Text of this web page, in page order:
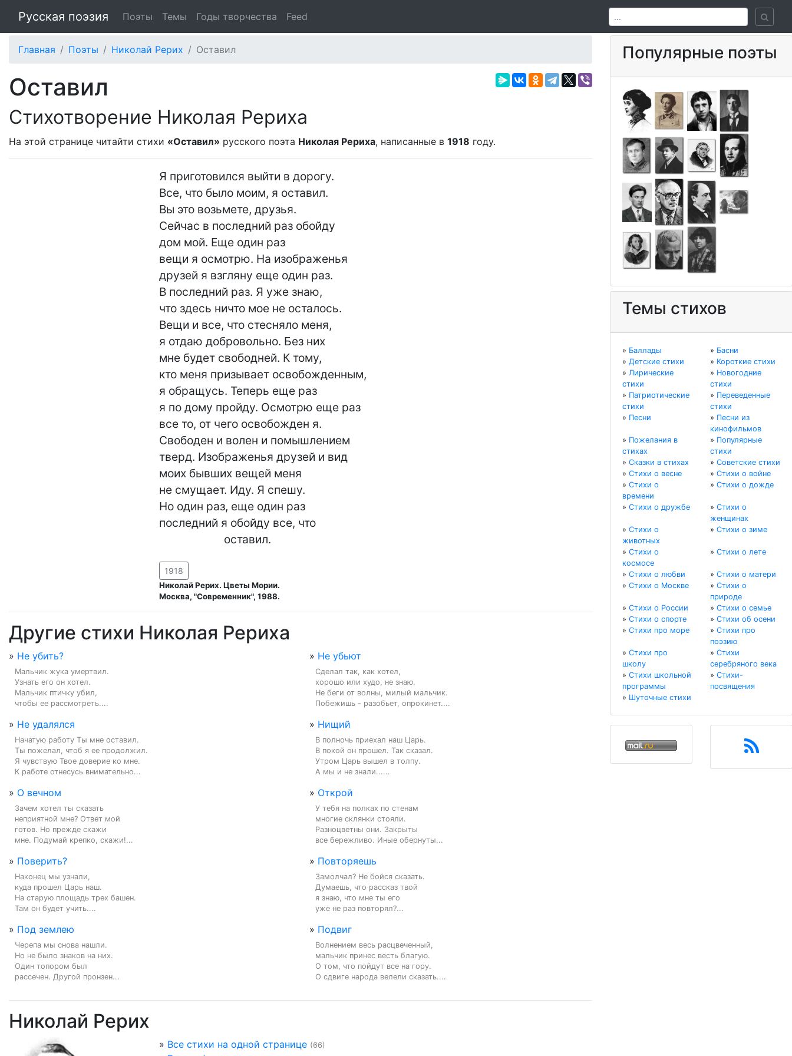
Русская поэзия Поэты Темы Годы творчества Feed
Главная Поэты Николай Рерих Оставил
Оставил
Стихотворение Николая Рериха
На этой странице читайти стихи «Оставил» русского поэта Николая Рериха, написанные в 1918 году.
Я приготовился выйти в дорогу.
Все, что было моим, я оставил.
Вы это возьмете, друзья.
Сейчас в последний раз обойду
дом мой. Еще один раз
вещи я осмотрю. На изображенья
друзей я взгляну еще один раз.
В последний раз. Я уже знаю,
что здесь ничто мое не осталось.
Вещи и все, что стесняло меня,
я отдаю добровольно. Без них
мне будет свободней. К тому,
кто меня призывает освобожденным,
я обращусь. Теперь еще раз
я по дому пройду. Осмотрю еще раз
все то, от чего освобожден я.
Свободен и волен и помышлением
тверд. Изображенья друзей и вид
моих бывших вещей меня
не смущает. Иду. Я спешу.
Но один раз, еще один раз
последний я обойду все, что
                      оставил.
1918
Николай Рерих. Цветы Мории.
Москва, "Современник", 1988.
Другие стихи Николая Рериха
» Не убить?
Мальчик жука умертвил.
Узнать его он хотел.
Мальчик птичку убил,
чтобы ее рассмотреть....
» Не убьют
Сделал так, как хотел,
хорошо или худо, не знаю.
Не беги от волны, милый мальчик.
Побежишь - разобьет, опрокинет....
» Не удалялся
Начатую работу Ты мне оставил.
Ты пожелал, чтоб я ее продолжил.
Я чувствую Твое доверие ко мне.
К работе отнесусь внимательно...
» Нищий
В полночь приехал наш Царь.
В покой он прошел. Так сказал.
Утром Царь вышел в толпу.
А мы и не знали......
» О вечном
Зачем хотел ты сказать
неприятной мне? Ответ мой
готов. Но прежде скажи
мне. Подумай крепко, скажи!...
» Открой
У тебя на полках по стенам
многие склянки стояли.
Разноцветны они. Закрыты
все бережливо. Иные обернуты...
» Поверить?
Наконец мы узнали,
куда прошел Царь наш.
На старую площадь трех башен.
Там он будет учить....
» Повторяешь
Замолчал? Не бойся сказать.
Думаешь, что рассказ твой
я знаю, что мне ты его
уже не раз повторял?...
» Под землею
Черепа мы снова нашли.
Но не было знаков на них.
Один топором был
рассечен. Другой пронзен...
» Подвиг
Волнением весь расцвеченный,
мальчик принес весть благую.
О том, что пойдут все на гору.
О сдвиге народа велели сказать....
Николай Рерих
» Все стихи на одной странице (66)
Популярные поэты
Темы стихов
» Баллады » Басни
» Детские стихи » Короткие стихи
» Лирические
стихи
» Новогодние
стихи
» Патриотические
стихи
» Переведенные
стихи
» Песни » Песни из
кинофильмов
» Пожелания в
стихах
» Популярные
стихи
» Сказки в стихах » Советские стихи
» Стихи о весне » Стихи о войне
» Стихи о
времени
» Стихи о дожде
» Стихи о дружбе » Стихи о
женщинах
» Стихи о
животных
» Стихи о зиме
» Стихи о
космосе
» Стихи о лете
» Стихи о любви » Стихи о матери
» Стихи о Москве » Стихи о
природе
» Стихи о России » Стихи о семье
» Стихи о спорте » Стихи об осени
» Стихи про море » Стихи про
поэзию
» Стихи про
школу
» Стихи
серебряного века
» Стихи школьной
программы
» Стихи-
посвящения
» Шуточные стихи